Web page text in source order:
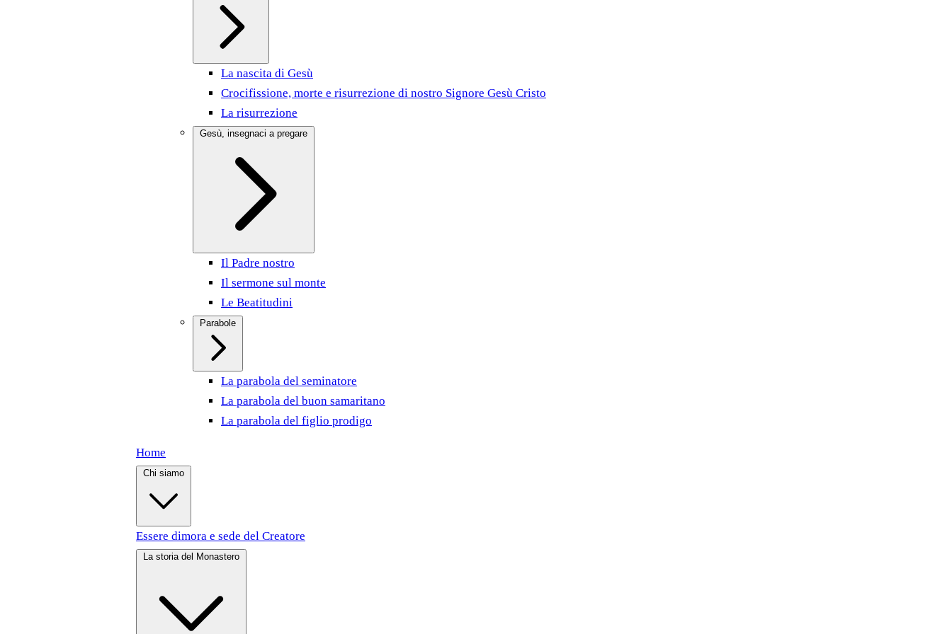
La nascita di Gesù
Crocifissione, morte e risurrezione di nostro Signore Gesù Cristo
La risurrezione
Il Padre nostro
Il sermone sul monte
Le Beatitudini
La parabola del seminatore
La parabola del buon samaritano
La parabola del figlio prodigo
Home
Essere dimora e sede del Creatore